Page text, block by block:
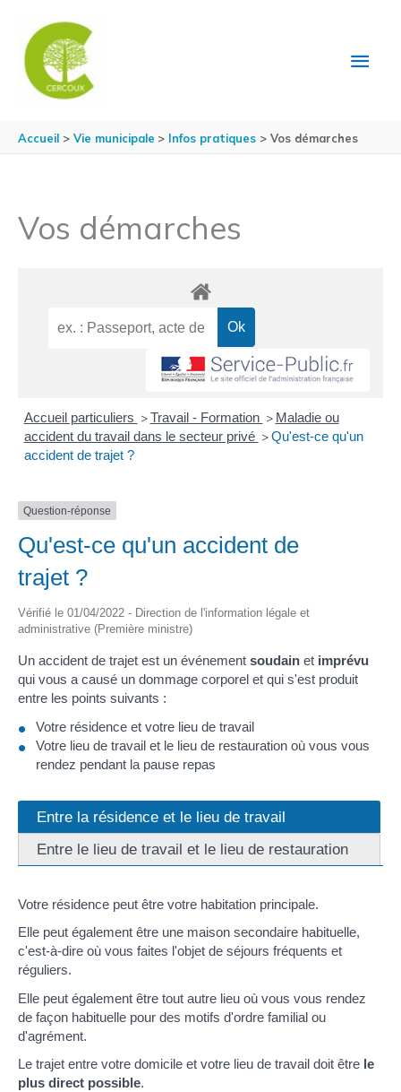
Accueil Vie municipale Infos pratiques Vos démarches
Vos démarches
Accueil particuliers > Travail - Formation > Maladie ou
accident du travail dans le secteur privé > Qu'est-ce qu'un
accident de trajet ?
Question-réponse
Qu'est-ce qu'un accident de
trajet ?
Vérifié le 01/04/2022 - Direction de l'information légale et
administrative (Première ministre)
Un accident de trajet est un événement soudain et imprévu
qui vous a causé un dommage corporel et qui s'est produit
entre les points suivants :
Votre résidence et votre lieu de travail
Votre lieu de travail et le lieu de restauration où vous vous
rendez pendant la pause repas
Entre la résidence et le lieu de travail
Entre le lieu de travail et le lieu de restauration
Votre résidence peut être votre habitation principale.
Elle peut également être une maison secondaire habituelle,
c'est-à-dire où vous faites l'objet de séjours fréquents et
réguliers.
Elle peut également être tout autre lieu où vous vous rendez
de façon habituelle pour des motifs d'ordre familial ou
d'agrément.
Le trajet entre votre domicile et votre lieu de travail doit être le
plus direct possible.